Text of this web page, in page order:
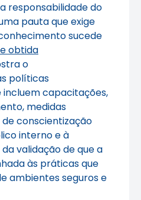
responsabilidade do
pauta que exige
sucede
obtida
o
políticas
capacitações,
medidas
conscientização
interno e à
validação de que a
às práticas que
ambientes seguros e